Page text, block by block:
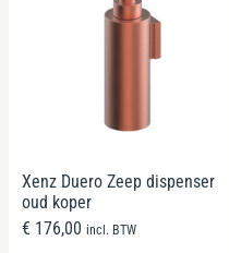
Xenz Duero Zeep dispenser
oud koper
€ 176,00 incl. BTW